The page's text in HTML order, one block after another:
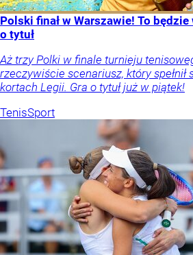
Polski finał w Warszawie! To
o tytuł
Aż trzy Polki w finale turnieju
rzeczywiście scenariusz, który spełnił
kortach Legii. Gra o tytuł już w piątek!
TenisSport